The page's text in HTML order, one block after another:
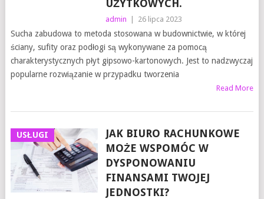
UŻYTKOWYCH.
admin 26 lipca 2023
Sucha zabudowa to metoda stosowana w budownictwie, w której
ściany, sufity oraz podłogi są wykonywane za pomocą
charakterystycznych płyt gipsowo-kartonowych. Jest to nadzwyczaj
popularne rozwiązanie w przypadku tworzenia
Read More
USŁUGI
JAK BIURO RACHUNKOWE
MOŻE WSPOMÓC W
DYSPONOWANIU
FINANSAMI TWOJEJ
JEDNOSTKI?